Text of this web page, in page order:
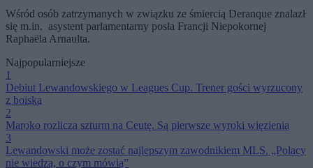
Wśród osób zatrzymanych w związku ze śmiercią Deranque znalazł
się m.in. asystent parlamentarny posła Francji Niepokornej
Raphaëla Arnaulta.
Najpopularniejsze
1
Debiut Lewandowskiego w Leagues Cup. Trener gości wyrzucony
z boiska
2
Maroko rozlicza szturm na Ceutę. Są pierwsze wyroki więzienia
3
Lewandowski może zostać najlepszym zawodnikiem MLS. „Polacy
nie wiedzą, o czym mówią”